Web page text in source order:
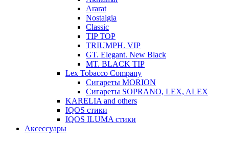
Ararat
Nostalgia
Classic
TIP TOP
TRIUMPH. VIP
GT. Elegant. New Black
MT. BLACK TIP
Lex Tobacco Company
Сигареты MORION
Сигареты SOPRANO, LEX, ALEX
KARELIA and others
IQOS стики
IQOS ILUMA стики
Аксессуары